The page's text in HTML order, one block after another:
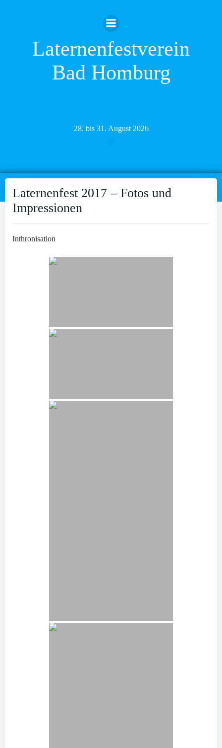
Inhalt
springen
Laternenfestverein
Bad Homburg
28. bis 31. August 2026
Laternenfest 2017 – Fotos und
Impressionen
Inthronisation